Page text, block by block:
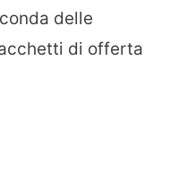
delle
di offerta